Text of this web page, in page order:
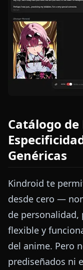
Catálogo de
Genéricas
Kindroid te
desde cero —
de personalidad,
flexible y
del anime. Pero
prediseñados ni